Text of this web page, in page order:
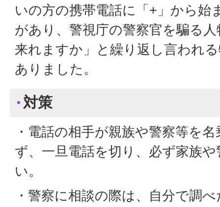
いの方の携帯電話に「+」から始
があり、警視庁の警察官を騙る
来れますか」と繰り返し言われ
ありました。
対策
・電話の相手が親族や警察等を
ず、一旦電話を切り、必ず家族
い。
・警察に相談の際は、自分で調